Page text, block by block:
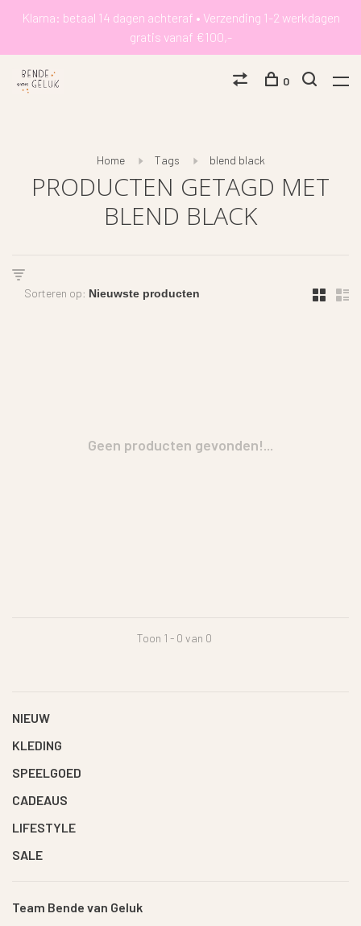
Klarna: betaal 14 dagen achteraf • Verzending 1-2 werkdagen
gratis vanaf €100,-
0
Home Tags blend black
PRODUCTEN GETAGD MET
BLEND BLACK
Sorteren op:
Geen producten gevonden!...
Toon 1 - 0 van 0
NIEUW
KLEDING
SPEELGOED
CADEAUS
LIFESTYLE
SALE
Team Bende van Geluk